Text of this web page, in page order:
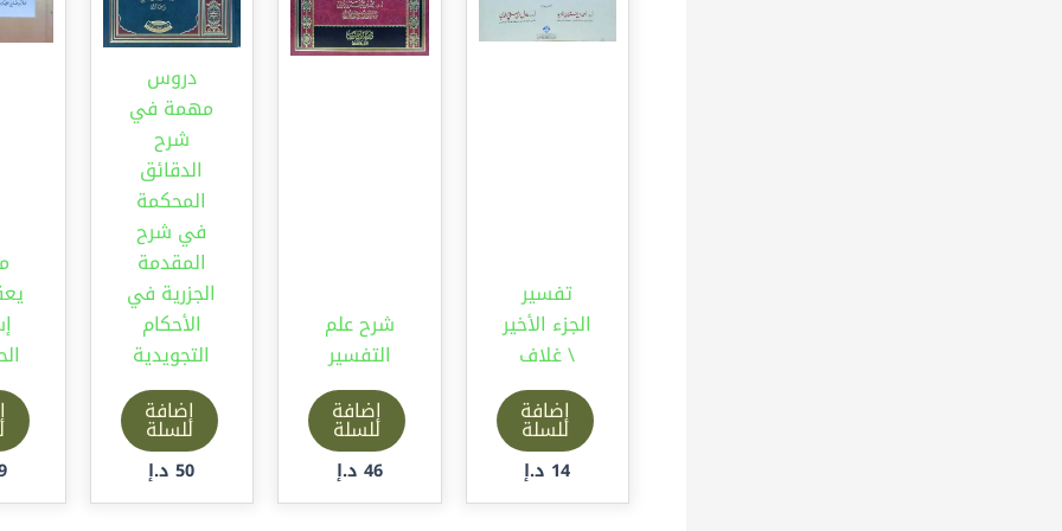
تفسير
الجزء الأخير
\ غلاف
إضافة
للسلة
14 د.إ
شرح علم
التفسير
إضافة
للسلة
46 د.إ
دروس
مهمة في
شرح
الدقائق
المحكمة
في شرح
المقدمة
الجزرية في
الأحكام
التجويدية
إضافة
للسلة
50 د.إ